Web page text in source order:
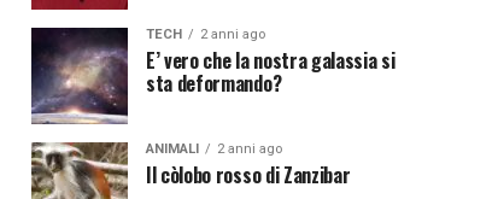
TECH 2 anni ago
E’ vero che la nostra galassia si
sta deformando?
ANIMALI 2 anni ago
Il còlobo rosso di Zanzibar